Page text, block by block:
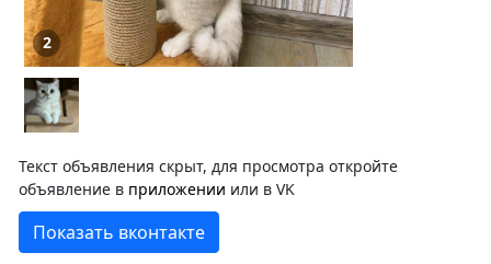
2
Текст объявления скрыт, для просмотра откройте
объявление в приложении или в VK
Показать вконтакте